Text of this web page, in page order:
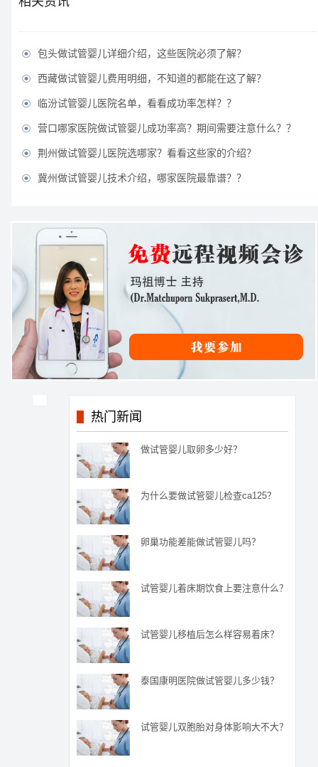
 包头做试管婴儿详细介绍，这些医院必须了解？
 西藏做试管婴儿费用明细，不知道的都能在这了解？
 临汾试管婴儿医院名单，看看成功率怎样？？
 营口哪家医院做试管婴儿成功率高？期间需要注意什么？？
 荆州做试管婴儿医院选哪家？看看这些家的介绍？
 冀州做试管婴儿技术介绍，哪家医院最靠谱？？
热门新闻
做试管婴儿取卵多少好？
为什么要做试管婴儿检查ca125？
卵巢功能差能做试管婴儿吗？
试管婴儿着床期饮食上要注意什么？
试管婴儿移植后怎么样容易着床？
泰国康明医院做试管婴儿多少钱？
试管婴儿双胞胎对身体影响大不大？